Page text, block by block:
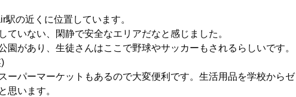
駅の近くに位置しています。
ていない、閑静で安全なエリアだなと感じました。
園があり、生徒さんはここで野球やサッカーもされるらしいです。
ーパーマーケットもあるので大変便利です。生活用品を学校からゼ
思います。